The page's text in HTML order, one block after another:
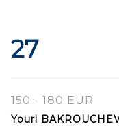
27
150 - 180 EUR
Youri